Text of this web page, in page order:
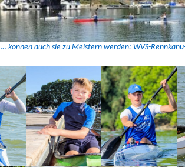
… kön­nen auch sie zu Meis­tern wer­den: WVS-